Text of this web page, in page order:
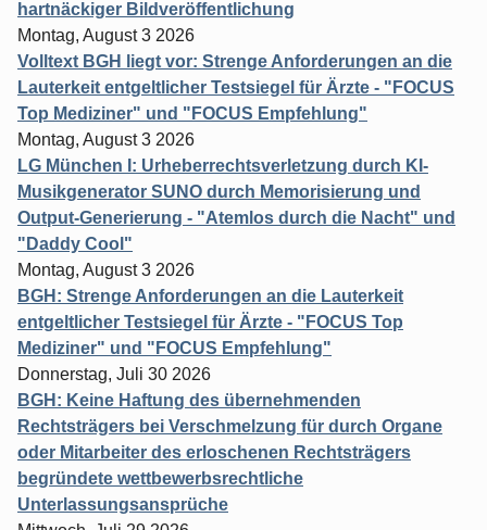
hartnäckiger Bildveröffentlichung
Montag, August 3 2026
Volltext BGH liegt vor: Strenge Anforderungen an die
Lauterkeit entgeltlicher Testsiegel für Ärzte - "FOCUS
Top Mediziner" und "FOCUS Empfehlung"
Montag, August 3 2026
LG München I: Urheberrechtsverletzung durch KI-
Musikgenerator SUNO durch Memorisierung und
Output-Generierung - "Atemlos durch die Nacht" und
"Daddy Cool"
Montag, August 3 2026
BGH: Strenge Anforderungen an die Lauterkeit
entgeltlicher Testsiegel für Ärzte - "FOCUS Top
Mediziner" und "FOCUS Empfehlung"
Donnerstag, Juli 30 2026
BGH: Keine Haftung des übernehmenden
Rechtsträgers bei Verschmelzung für durch Organe
oder Mitarbeiter des erloschenen Rechtsträgers
begründete wettbewerbsrechtliche
Unterlassungsansprüche